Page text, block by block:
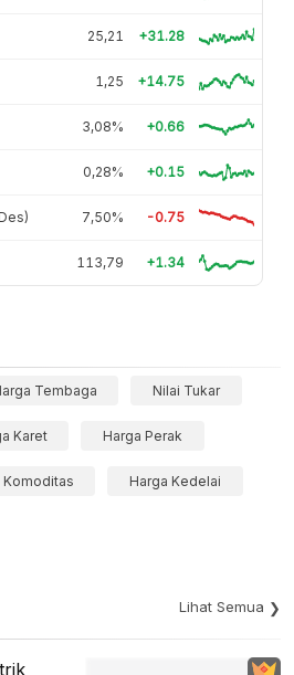
25,21 +31.28
1,25 +14.75
3,08% +0.66
0,28% +0.15
7,50% -0.75
113,79 +1.34
Tembaga Nilai Tukar
Karet Harga Perak
Komoditas Harga Kedelai
Lihat Semua